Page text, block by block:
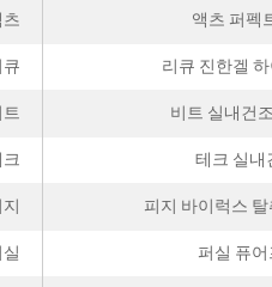
츠 액츠 퍼펙
큐 리큐 진한겔
트 비트 실내건
테크 실내
피지 바이럭스
퍼실 퓨